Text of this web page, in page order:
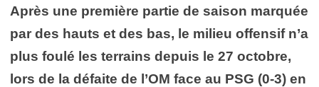
Après une première partie de saison marquée
par des hauts et des bas, le milieu offensif n’a
plus foulé les terrains depuis le 27 octobre,
lors de la défaite de l’OM face au PSG (0-3) en